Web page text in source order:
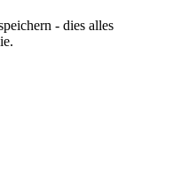
- dies alles